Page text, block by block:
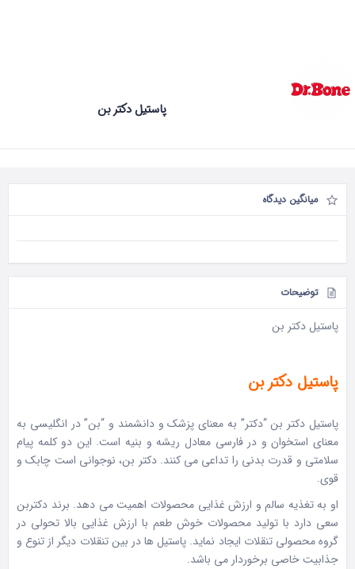
پاستیل دکتر بن
میانگین دیدگاه
توضیحات
پاستیل دکتر بن
پاستیل دکتر بن
پاستیل دکتر بن “دکتر” به معنای پزشک و دانشمند و “بن” در انگلیسی به
معنای استخوان و در فارسی معادل ریشه و بنیه است. این دو کلمه پیام
سلامتی و قدرت بدنی را تداعی می کنند. دکتر بن، نوجوانی است چابک و
قوی.
او به تغذیه سالم و ارزش غذایی محصولات اهمیت می دهد. برند دکتربن
سعی دارد با تولید محصولات خوش طعم با ارزش غذایی بالا تحولی در
گروه محصولی تنقلات ایجاد نماید. پاستیل ها در بین تنقلات دیگر از تنوع و
جذابیت خاصی برخوردار می باشد.